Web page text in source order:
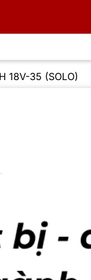
18V-35 (SOLO)